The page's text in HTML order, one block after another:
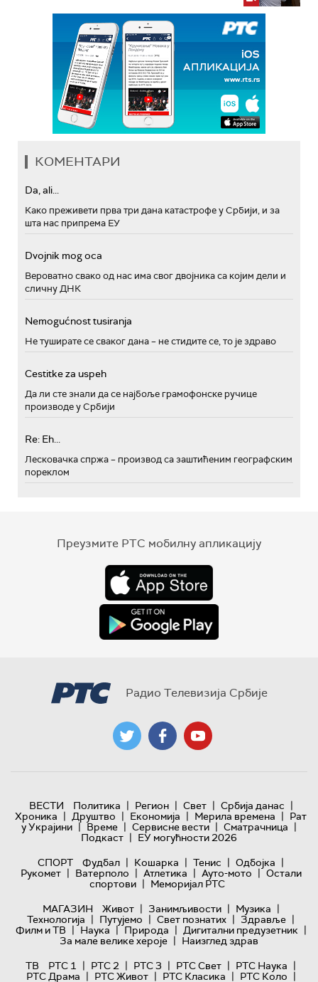
КОМЕНТАРИ
Da, ali...
Како преживети прва три дана катастрофе у Србији, и за
шта нас припрема ЕУ
Dvojnik mog oca
Вероватно свако од нас има свог двојника са којим дели и
сличну ДНК
Nemogućnost tusiranja
Не туширате се сваког дана – не стидите се, то је здраво
Cestitke za uspeh
Да ли сте знали да се најбоље грамофонске ручице
производе у Србији
Re: Eh...
Лесковачка спржа – производ са заштићеним географским
пореклом
Преузмите РТС мобилну апликацију
Радио Телевизија Србије
ВЕСТИ Политика | Регион | Свет | Србија данас |
Хроника | Друштво | Економија | Мерила времена | Рат
у Украјини | Време | Сервисне вести | Сматрачница |
Подкаст | ЕУ могућности 2026
СПОРТ
Фудбал | Кошарка | Тенис | Одбојка |
Рукомет | Ватерполо | Атлетика | Ауто-мото | Остали
спортови | Меморијал РТС
МАГАЗИН
Живот | Занимљивости | Музика |
Технологијa | Путујемо | Свет познатих | Здравље |
Филм и ТВ | Наука | Природа | Дигитални предузетник |
За мале велике хероје | Наизглед здрав
ТВ
РТС 1 | РТС 2 | РТС 3 | РТС Свет | РТС Наука |
РТС Драма | РТС Живот | РТС Класика | РТС Коло |